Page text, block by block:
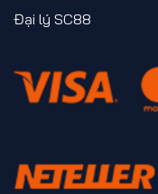
Đại lý SC88